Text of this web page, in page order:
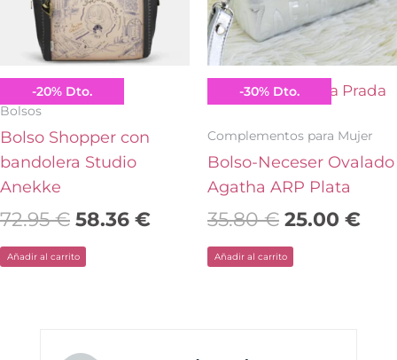
-20% Dto.
Anekke
Bolsos
Bolso Shopper con
bandolera Studio
Anekke
72.95€ 58.36 €
Añadir al carrito
-30% Dto.
Agatha Ruiz de la Prada
Complementos para Mujer
Bolso-Neceser Ovalado
Agatha ARP Plata
35.80€ 25.00 €
Añadir al carrito